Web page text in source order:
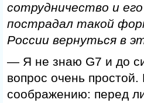
сотрудничество и
пострадал такой
России вернуться в
— Я не знаю G7 и до
вопрос очень
соображению: перед